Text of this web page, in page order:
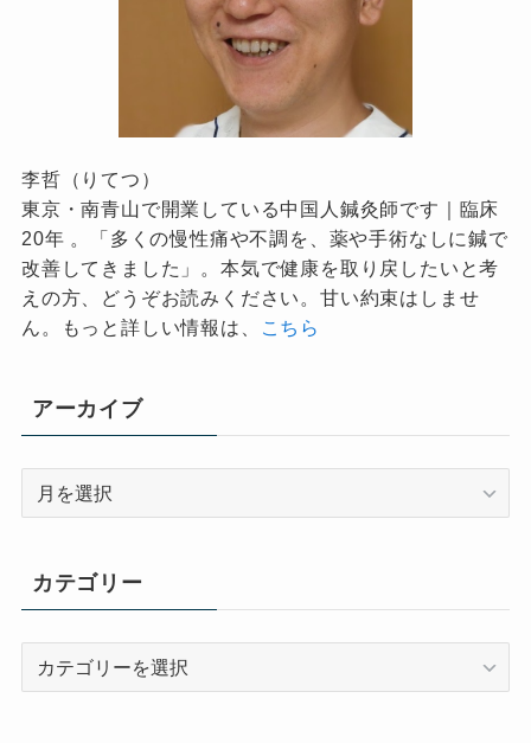
李哲（りてつ）
東京・南青山で開業している中国人鍼灸師です｜臨床
20年 。「多くの慢性痛や不調を、薬や手術なしに鍼で
改善してきました」。本気で健康を取り戻したいと考
えの方、どうぞお読みください。甘い約束はしませ
ん。もっと詳しい情報は、
こちら
アーカイブ
ブ
カテゴリー